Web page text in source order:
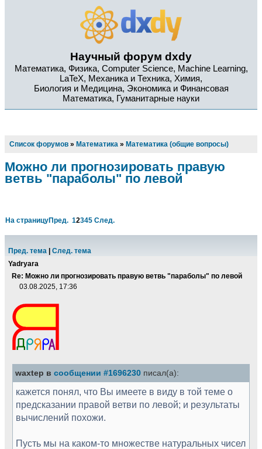
Научный форум dxdy
Математика, Физика, Computer Science, Machine Learning,
LaTeX, Механика и Техника, Химия,
Биология и Медицина, Экономика и Финансовая
Математика, Гуманитарные науки
Список форумов » Математика » Математика (общие вопросы)
Можно ли прогнозировать правую
ветвь "параболы" по левой
На страницуПред. 12345 След.
Пред. тема
След. тема
Yadryara
Re: Можно ли прогнозировать правую ветвь "параболы" по левой
03.08.2025, 17:36
waxtep в сообщении #1696230 писал(а):
кажется понял, что Вы имеете в виду в той теме о
предсказании правой ветви по левой; и результаты
вычислений похожи.
Пусть мы на каком-то множестве натуральных чисел